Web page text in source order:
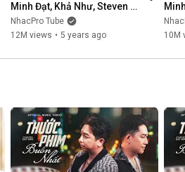
Minh Đạt, Khả Như, Steven
Nguyễn, Lợi Trần |
Webdrama Yang Hồ 2021
NhacPro Tube
12M views • 5 years ago
10M